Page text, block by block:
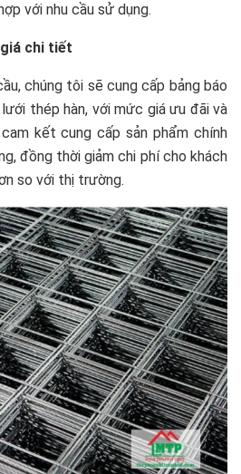
với nhu cầu sử dụng.
giá chi tiết
chúng tôi sẽ cung cấp bảng báo
thép hàn, với mức giá ưu đãi và
kết cung cấp sản phẩm chính
đồng thời giảm chi phí cho khách
so với thị trường.